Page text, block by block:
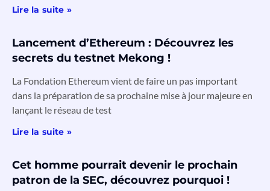
Lire la suite »
Lancement d’Ethereum : Découvrez les
secrets du testnet Mekong !
La Fondation Ethereum vient de faire un pas important
dans la préparation de sa prochaine mise à jour majeure en
lançant le réseau de test
Lire la suite »
Cet homme pourrait devenir le prochain
patron de la SEC, découvrez pourquoi !